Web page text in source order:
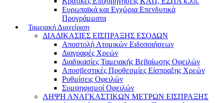
Ευρωπαϊκά και Εγχώρια Επενδυτικά
Προγράμματα
Ταμειακή Διαχείριση
ΔΙΑΔΙΚΑΣΙΕΣ ΕΙΣΠΡΑΞΗΣ ΕΣΟΔΩΝ
Αποστολή Ατομικών Ειδοποιήσεων
Διαγραφές Χρεών
Διαδικασίες Ταμειακής Βεβαίωσης Οφειλών
Αποσβεστικές Προθεσμίες Είσπραξης Χρεών
Ρυθμίσεις Οφειλών
Συμψηφισμοί Οφειλών
ΛΗΨΗ ΑΝΑΓΚΑΣΤΙΚΩΝ ΜΕΤΡΩΝ ΕΙΣΠΡΑΞΗΣ